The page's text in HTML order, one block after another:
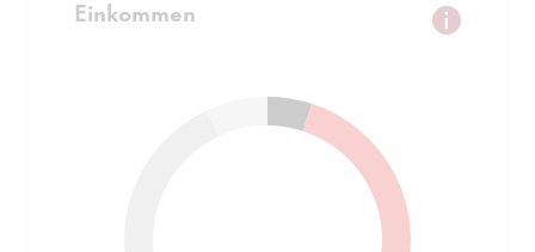
Einkommen